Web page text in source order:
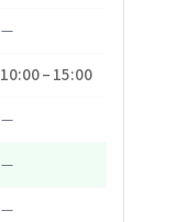
—
10:00 – 15:00
—
—
—